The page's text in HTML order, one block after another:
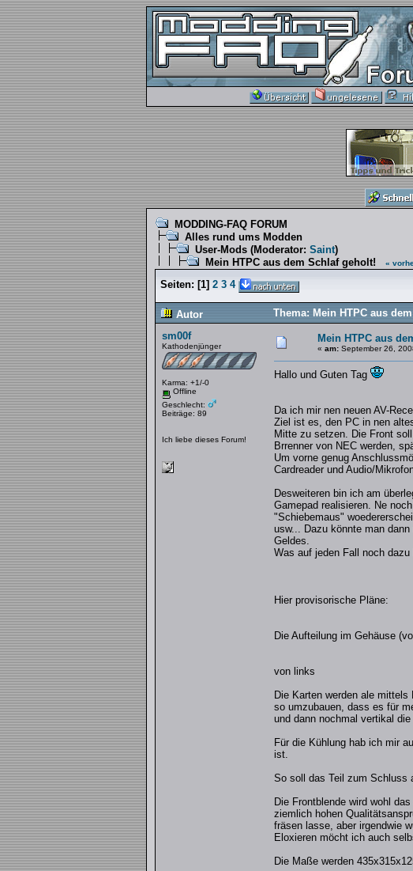
MODDING-FAQ FORUM
Alles rund ums Modden
User-Mods(Moderator: Saint)
Mein HTPC aus dem Schlaf geholt!
«
Seiten: [1] 2 3 4
Autor
Thema: Mein HTPC aus
sm00f
Kathodenjünger
Karma: +1/-0
Offline
Geschlecht:
Beiträge: 89
Ich liebe dieses Forum!
Mein HTPC aus
« am:September 26,
Hallo und Guten Tag
Da ich mir nen neuen AV-
Ziel ist es, den PC in nen
Mitte zu setzen. Die Front
Brrenner von NEC werden,
Um vorne genug
Cardreader und Audio/
Desweiteren bin ich am
Gamepad realisieren. Ne
"Schiebemaus"
usw... Dazu könnte man
Geldes.
Was auf jeden Fall noch
Hier provisorische Pläne:
Die Aufteilung im Gehäuse
von links
Die Karten werden ale
so umzubauen, dass es für
und dann nochmal vertikal
Für die Kühlung hab ich mir
ist.
So soll das Teil zum Schluss
Die Frontblende wird wohl
ziemlich hohen
fräsen lasse, aber irgendwie
Eloxieren möcht ich auch
Die Maße werden